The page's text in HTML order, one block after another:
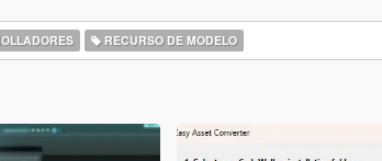
RECURSO DE MODELO